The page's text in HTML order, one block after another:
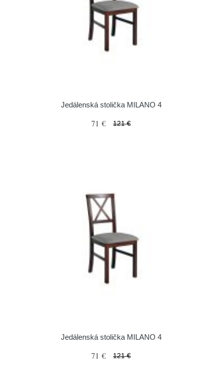
Jedálenská stolička MILANO 4
71 € 121 €
Jedálenská stolička MILANO 4
71 € 121 €